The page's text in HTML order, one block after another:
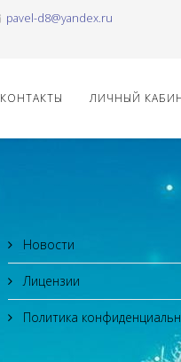
pavel-d8@yandex.ru
КОНТАКТЫ ЛИЧНЫЙ
Новости
Лицензии
Политика